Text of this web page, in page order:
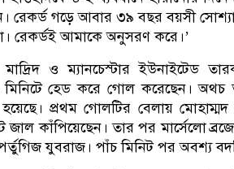
রেকর্ড গড়ে আবার ৩৯ বছর বয়সী
রেকর্ডই আমাকে অনুসরণ করে।’
ও ম্যানচেস্টার ইউনাইটেড
৬৯ মিনিটে হেড করে গোল করেছেন।
প্রথম গোলটির বেলায়
জাল কাঁপিয়েছেন। তার পর মার্সেলো
যুবরাজ। পাঁচ মিনিট পর অবশ্য